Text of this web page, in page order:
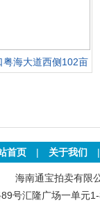
粤海大道西侧102亩
首页 | 关于我们
海南通宝拍卖有限
号汇隆广场一单